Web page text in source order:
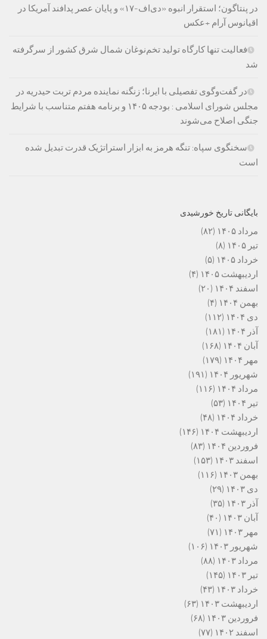
در پنتاگون؛ استقرار انبوه «دی‌اف‑۱۷» و پایان عصر پدافند آمریکا در
اقیانوس آرام +عکس
فعالیت تنها کارگاه تولید تخم‌نوغان شمال شرق کشور از سرگرفته
شد
در گفت‌وگوی تفصیلی با ایرنا؛ زنگنه نماینده مردم تربت حیدریه در
مجلس شورای اسلامی : بودجه ۱۴۰۵ و برنامه هفتم متناسب با شرایط
جنگی اصلاح می‌شوند
سخنگوی سپاه: تنگه هرمز به ابزار استراتژیک قدرت تبدیل شده
است
بایگانی تاریخ خورشیدی
مرداد ۱۴۰۵
(۸۲)
تیر ۱۴۰۵
(۸)
خرداد ۱۴۰۵
(۵)
اردیبهشت ۱۴۰۵
(۴)
اسفند ۱۴۰۴
(۲۰)
بهمن ۱۴۰۴
(۴)
دی ۱۴۰۴
(۱۱۲)
آذر ۱۴۰۴
(۱۸۱)
آبان ۱۴۰۴
(۱۶۸)
مهر ۱۴۰۴
(۱۷۹)
شهریور ۱۴۰۴
(۱۹۱)
مرداد ۱۴۰۴
(۱۱۶)
تیر ۱۴۰۴
(۵۳)
خرداد ۱۴۰۴
(۴۸)
اردیبهشت ۱۴۰۴
(۱۴۶)
فروردین ۱۴۰۴
(۸۳)
اسفند ۱۴۰۳
(۱۵۳)
بهمن ۱۴۰۳
(۱۱۶)
دی ۱۴۰۳
(۲۹)
آذر ۱۴۰۳
(۳۵)
آبان ۱۴۰۳
(۴۰)
مهر ۱۴۰۳
(۷۱)
شهریور ۱۴۰۳
(۱۰۶)
مرداد ۱۴۰۳
(۸۸)
تیر ۱۴۰۳
(۱۴۵)
خرداد ۱۴۰۳
(۴۳)
اردیبهشت ۱۴۰۳
(۶۳)
فروردین ۱۴۰۳
(۶۸)
اسفند ۱۴۰۲
(۷۷)